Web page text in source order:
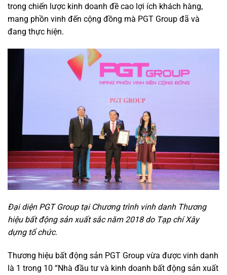
trong chiến lược kinh doanh đề cao lợi ích khách hàng,
mang phồn vinh đến cộng đồng mà PGT Group đã và
đang thực hiện.
Đại diện PGT Group tại Chương trình vinh danh Thương
hiệu bất động sản xuất sắc năm 2018 do Tạp chí Xây
dựng tổ chức.
Thương hiệu bất động sản PGT Group vừa được vinh danh
là 1 trong 10 “Nhà đầu tư và kinh doanh bất động sản xuất